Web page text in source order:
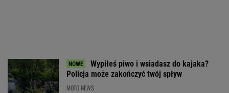
Wypiłeś piwo i wsiadasz do kajaka?
Policja może zakończyć twój spływ
MOTO NEWS